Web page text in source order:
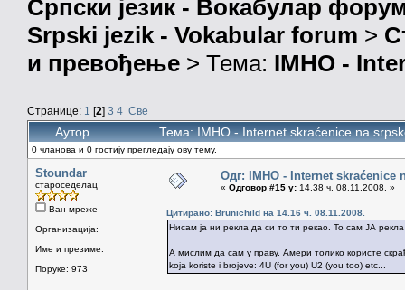
Српски језик - Вокабулар
Srpski jezik - Vokabular forum >
и превођење > Тема: IMHO -
Странице: 1 [2] 3 4 Све
Аутор Тема: IMHO - Internet skraćenice na
0 чланова и 0 гостију прегледају ову тему.
Stoundar
староседелац
Ван мреже
Организација:
Име и презиме:
Поруке: 973
Одг: IMHO - Internet skraćenice
« Одговор #15 у: 14.38 ч. 08.11.2008. »
Цитирано: Brunichild на 14.16 ч. 08.11.2008.
Нисам ја ни рекла да си то ти рекао. То сам ЈА
А мислим да сам у праву. Амери толико користе
koja koriste i brojeve: 4U (for you) U2 (you too) etc...